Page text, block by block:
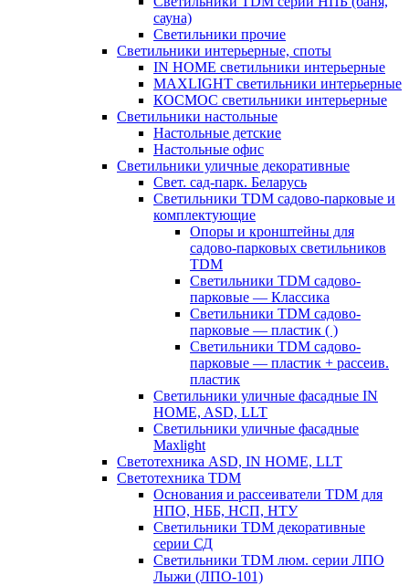
сауна)
Светильники прочие
Светильники интерьерные, споты
IN HOME светильники интерьерные
MAXLIGHT светильники интерьерные
КОСМОС светильники интерьерные
Светильники настольные
Настольные детские
Настольные офис
Светильники уличные декоративные
Свет. сад-парк. Беларусь
Светильники TDM садово-парковые и
комплектующие
Опоры и кронштейны для
садово-парковых светильников
TDM
Светильники TDM садово-
парковые — Классика
Светильники TDM садово-
парковые — пластик ( )
Светильники TDM садово-
парковые — пластик + рассеив.
пластик
Светильники уличные фасадные IN
HOME, ASD, LLT
Светильники уличные фасадные
Maxlight
Светотехника ASD, IN HOME, LLT
Светотехника TDM
Основания и рассеиватели TDM для
НПО, НББ, НСП, НТУ
Светильники TDM декоративные
серии СД
Светильники TDM люм. серии ЛПО
Лыжи (ЛПО-101)